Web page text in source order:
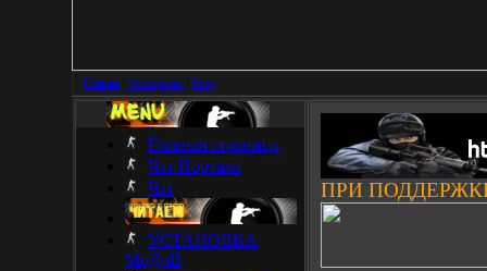
Главная Регистрация Вход
Главная страница
Чат Портала
Чат
УСТАНОВКА
МоДоВ
ПРИ